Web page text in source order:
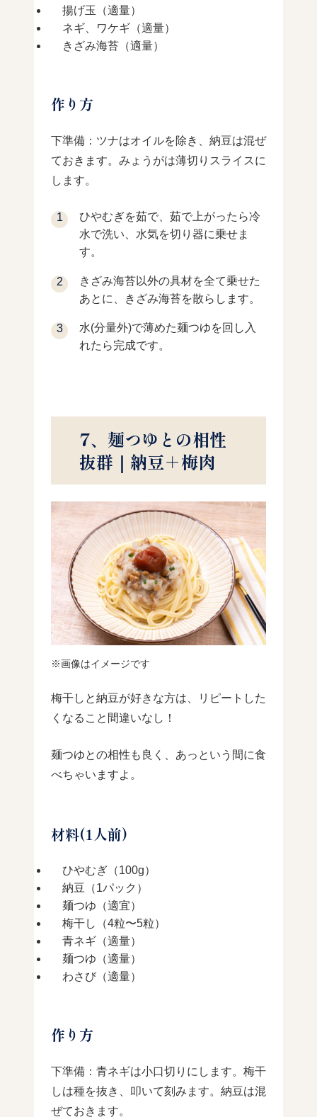
揚げ玉（適量）
ネギ、ワケギ（適量）
きざみ海苔（適量）
作り方
下準備：ツナはオイルを除き、納豆は混ぜ
ておきます。みょうがは薄切りスライスに
します。
ひやむぎを茹で、茹で上がったら冷
水で洗い、水気を切り器に乗せま
す。
きざみ海苔以外の具材を全て乗せた
あとに、きざみ海苔を散らします。
水(分量外)で薄めた麺つゆを回し入
れたら完成です。
7、麺つゆとの相性
抜群｜納豆＋梅肉
※画像はイメージです
梅干しと納豆が好きな方は、リピートした
くなること間違いなし！
麺つゆとの相性も良く、あっという間に食
べちゃいますよ。
材料(1人前)
ひやむぎ（100g）
納豆（1パック）
麺つゆ（適宜）
梅干し（4粒〜5粒）
青ネギ（適量）
麺つゆ（適量）
わさび（適量）
作り方
下準備：青ネギは小口切りにします。梅干
しは種を抜き、叩いて刻みます。納豆は混
ぜておきます。